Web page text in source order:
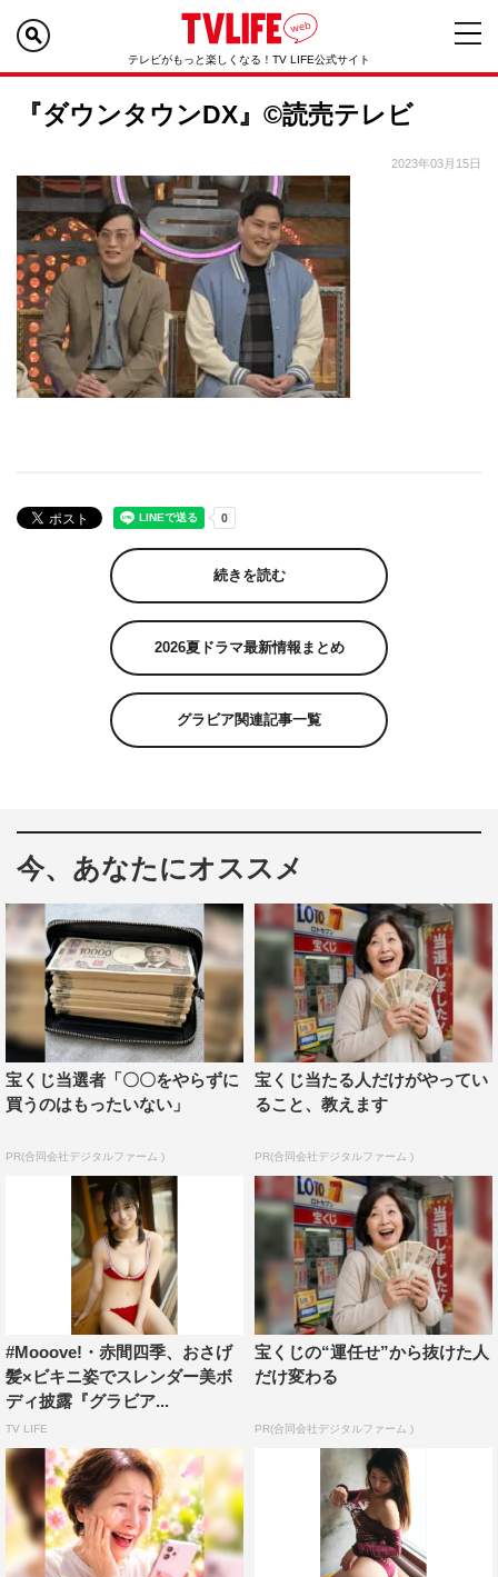
テレビがもっと楽しくなる！TV LIFE公式サイト
『ダウンタウンDX』©読売テレビ
2023年03月15日
続きを読む
2026夏ドラマ最新情報まとめ
グラビア関連記事一覧
今、あなたにオススメ
宝くじ当選者「〇〇をやらずに
買うのはもったいない」
PR(合同会社デジタルファーム )
宝くじ当たる人だけがやってい
ること、教えます
PR(合同会社デジタルファーム )
#Mooove!・赤間四季、おさげ
髪×ビキニ姿でスレンダー美ボ
ディ披露『グラビア...
TV LIFE
宝くじの“運任せ”から抜けた人
だけ変わる
PR(合同会社デジタルファーム )